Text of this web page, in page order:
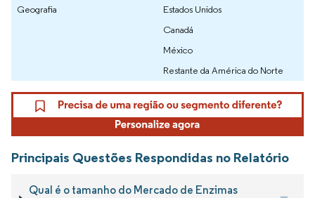
Geografia
Estados Unidos
Canadá
México
Restante da América do Norte
Principais Questões Respondidas no Relatório
Qual é o tamanho do Mercado de Enzimas